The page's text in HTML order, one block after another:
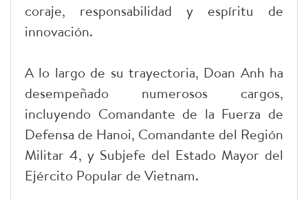
coraje, responsabilidad y espíritu de
innovación.
A lo largo de su trayectoria, Doan Anh ha
desempeñado numerosos cargos,
incluyendo Comandante de la Fuerza de
Defensa de Hanoi, Comandante del Región
Militar 4, y Subjefe del Estado Mayor del
Ejército Popular de Vietnam.